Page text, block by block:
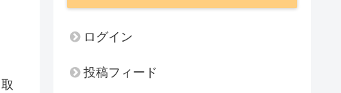
ログイン
投稿フィード